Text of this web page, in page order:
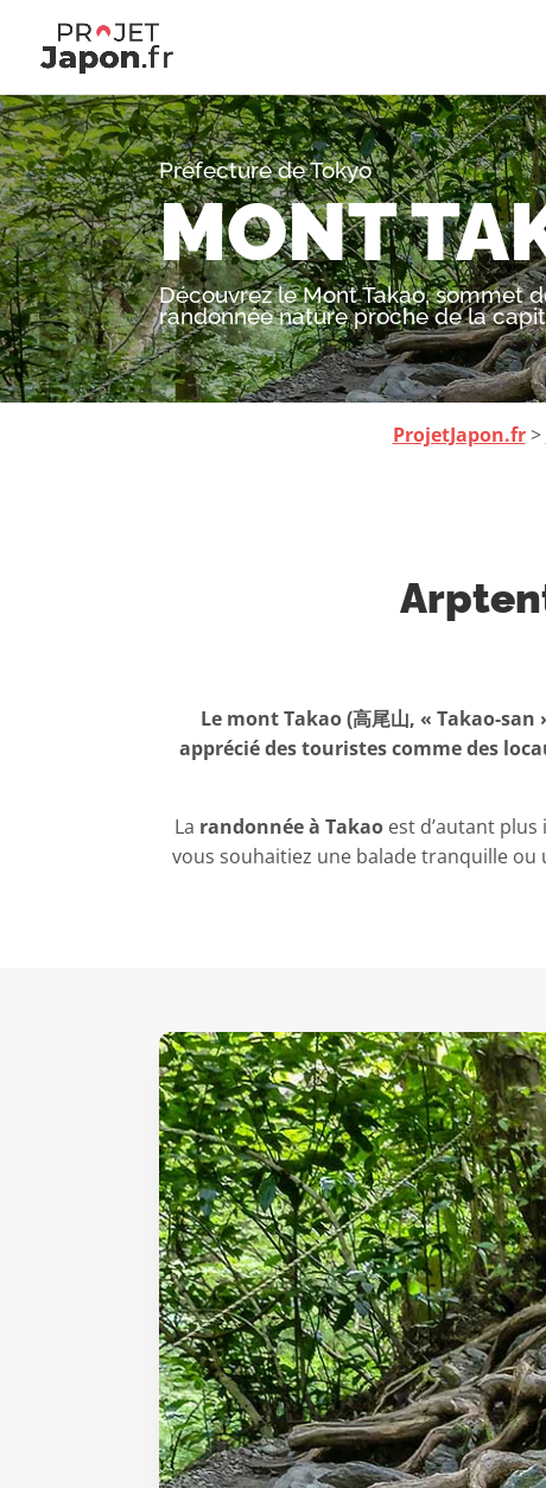
Préfecture de Tokyo
MONT
Découvrez le Mont Takao, sommet
randonnée nature proche de la
ProjetJapon.fr>
Le mont Takao (高尾山, « Takao-
apprécié des touristes comme des
La randonnée à Takao est d’autant
vous souhaitiez une balade tranquille